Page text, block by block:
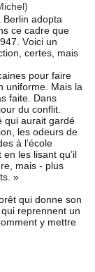
Berlin adopta
ce cadre que
Voici un
certes, mais
pour faire
uniforme. Mais la
faite. Dans
du conflit.
qui aurait gardé
les odeurs de
à l’école
en les lisant qu’il
mais - plus
»
qui donne son
reprennent un
y mettre